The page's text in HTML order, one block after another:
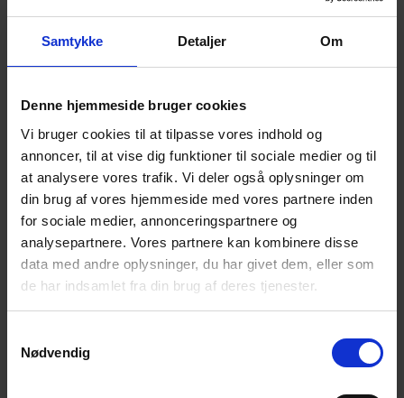
Samtykke Detaljer Om
Denne hjemmeside bruger cookies
Vi bruger cookies til at tilpasse vores indhold og
annoncer, til at vise dig funktioner til sociale medier og til
at analysere vores trafik. Vi deler også oplysninger om
din brug af vores hjemmeside med vores partnere inden
for sociale medier, annonceringspartnere og
analysepartnere. Vores partnere kan kombinere disse
data med andre oplysninger, du har givet dem, eller som
de har indsamlet fra din brug af deres tjenester.
Nødvendig
Det der tales om, er i fortrolighed mellem deltagerne.
https://efterladte.nemtilmeld.dk/164/, eller direkte til
John Jespersen.
Alle er velkomne!
Til vore arrangementer møder du andre
efterladte.
Du får mulighed for at tale og dele erfaringer
Du får mulighed for et varmt, uformelt samvær i
et forum, hvor selvmord ikke er tabu.